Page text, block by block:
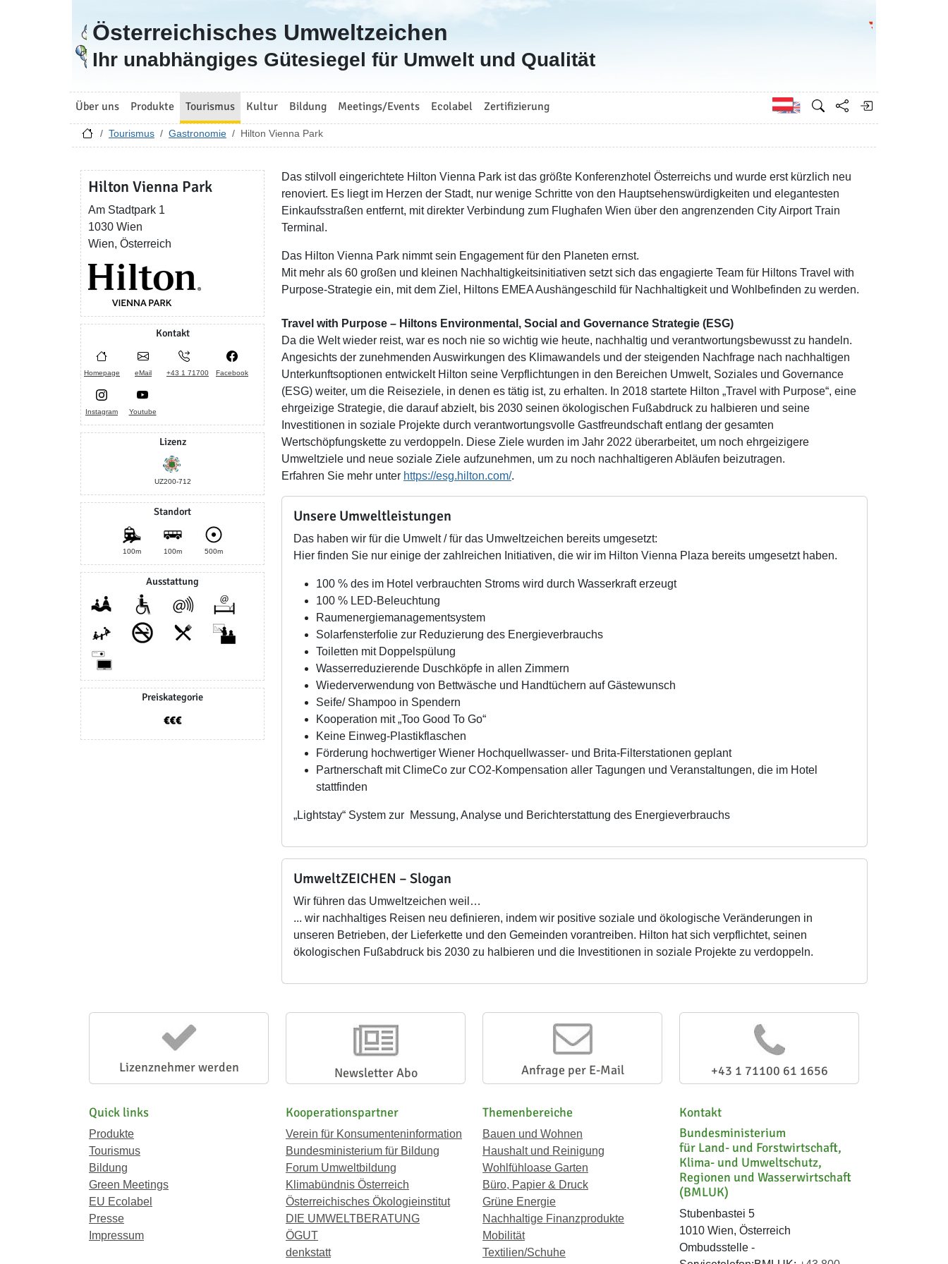
Zur Startseite
Österreichisches Umweltzeichen
Ihr unabhängiges Gütesiegel für Umwelt und Qualität
Über uns Produkte Tourismus Kultur Bildung Meetings/Events Ecolabel Zertifizierung Englisch
Tourismus Gastronomie Hilton Vienna Park
Hilton Vienna Park
Am Stadtpark 1
1030 Wien
Wien, Österreich
Kontakt
Homepage eMail +43 1 71700 Facebook
Instagram Youtube
Lizenz
UZ200-712
Standort
100m 100m 500m
Ausstattung
Preiskategorie
Das stilvoll eingerichtete Hilton Vienna Park ist das größte Konferenzhotel Österreichs und wurde erst kürzlich neu
renoviert. Es liegt im Herzen der Stadt, nur wenige Schritte von den Hauptsehenswürdigkeiten und elegantesten
Einkaufsstraßen entfernt, mit direkter Verbindung zum Flughafen Wien über den angrenzenden City Airport Train
Terminal.
Das Hilton Vienna Park nimmt sein Engagement für den Planeten ernst.
Mit mehr als 60 großen und kleinen Nachhaltigkeitsinitiativen setzt sich das engagierte Team für Hiltons Travel with
Purpose-Strategie ein, mit dem Ziel, Hiltons EMEA Aushängeschild für Nachhaltigkeit und Wohlbefinden zu werden.
Travel with Purpose – Hiltons Environmental, Social and Governance Strategie (ESG)
Da die Welt wieder reist, war es noch nie so wichtig wie heute, nachhaltig und verantwortungsbewusst zu handeln.
Angesichts der zunehmenden Auswirkungen des Klimawandels und der steigenden Nachfrage nach nachhaltigen
Unterkunftsoptionen entwickelt Hilton seine Verpflichtungen in den Bereichen Umwelt, Soziales und Governance
(ESG) weiter, um die Reiseziele, in denen es tätig ist, zu erhalten. In 2018 startete Hilton „Travel with Purpose“, eine
ehrgeizige Strategie, die darauf abzielt, bis 2030 seinen ökologischen Fußabdruck zu halbieren und seine
Investitionen in soziale Projekte durch verantwortungsvolle Gastfreundschaft entlang der gesamten
Wertschöpfungskette zu verdoppeln. Diese Ziele wurden im Jahr 2022 überarbeitet, um noch ehrgeizigere
Umweltziele und neue soziale Ziele aufzunehmen, um zu noch nachhaltigeren Abläufen beizutragen.
Erfahren Sie mehr unter https://esg.hilton.com/.
Unsere Umweltleistungen
Das haben wir für die Umwelt / für das Umweltzeichen bereits umgesetzt:
Hier finden Sie nur einige der zahlreichen Initiativen, die wir im Hilton Vienna Plaza bereits umgesetzt haben.
100 % des im Hotel verbrauchten Stroms wird durch Wasserkraft erzeugt
100 % LED-Beleuchtung
Raumenergiemanagementsystem
Solarfensterfolie zur Reduzierung des Energieverbrauchs
Toiletten mit Doppelspülung
Wasserreduzierende Duschköpfe in allen Zimmern
Wiederverwendung von Bettwäsche und Handtüchern auf Gästewunsch
Seife/ Shampoo in Spendern
Kooperation mit „Too Good To Go“
Keine Einweg-Plastikflaschen
Förderung hochwertiger Wiener Hochquellwasser- und Brita-Filterstationen geplant
Partnerschaft mit ClimeCo zur CO2-Kompensation aller Tagungen und Veranstaltungen, die im Hotel
stattfinden
„Lightstay“ System zur Messung, Analyse und Berichterstattung des Energieverbrauchs
UmweltZEICHEN – Slogan
Wir führen das Umweltzeichen weil…
... wir nachhaltiges Reisen neu definieren, indem wir positive soziale und ökologische Veränderungen in
unseren Betrieben, der Lieferkette und den Gemeinden vorantreiben. Hilton hat sich verpflichtet, seinen
ökologischen Fußabdruck bis 2030 zu halbieren und die Investitionen in soziale Projekte zu verdoppeln.
Lizenznehmer werden Newsletter Abo Anfrage per E-Mail +43 1 71100 61 1656
Quick links
Produkte
Tourismus
Bildung
Green Meetings
EU Ecolabel
Presse
Impressum
Kooperationspartner
Verein für Konsumenteninformation
Bundesministerium für Bildung
Forum Umweltbildung
Klimabündnis Österreich
Österreichisches Ökologieinstitut
DIE UMWELTBERATUNG
ÖGUT
denkstatt
Themenbereiche
Bauen und Wohnen
Haushalt und Reinigung
Wohlfühloase Garten
Büro, Papier & Druck
Grüne Energie
Nachhaltige Finanzprodukte
Mobilität
Textilien/Schuhe
Kontakt
Bundesministerium
für Land- und Forstwirtschaft,
Klima- und Umweltschutz,
Regionen und Wasserwirtschaft
(BMLUK)
Stubenbastei 5
1010 Wien, Österreich
Ombudsstelle -